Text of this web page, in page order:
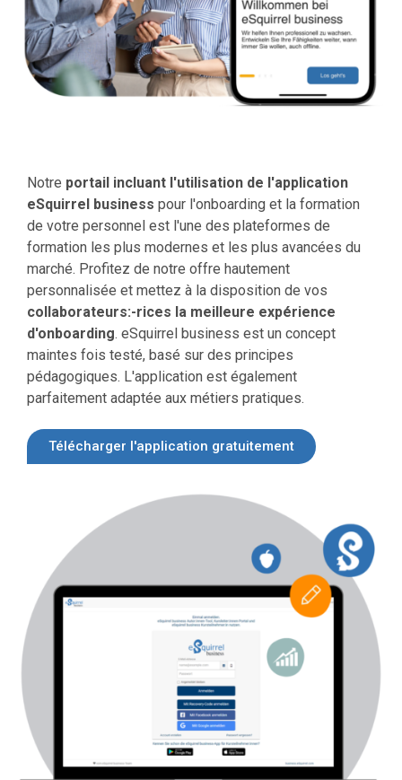
Notre portail incluant l'utilisation de l'application
eSquirrel business pour l'onboarding et la formation
de votre personnel est l'une des plateformes de
formation les plus modernes et les plus avancées du
marché. Profitez de notre offre hautement
personnalisée et mettez à la disposition de vos
collaborateurs:-rices la meilleure expérience
d'onboarding. eSquirrel business est un concept
maintes fois testé, basé sur des principes
pédagogiques. L'application est également
parfaitement adaptée aux métiers pratiques.
Télécharger l'application gratuitement